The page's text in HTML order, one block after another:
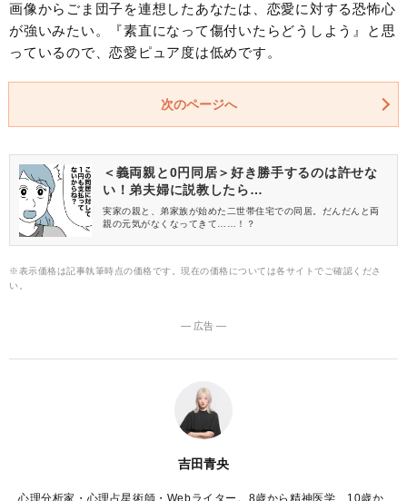
画像からごま団子を連想したあなたは、恋愛に対する恐怖心
が強いみたい。『素直になって傷付いたらどうしよう』と思
っているので、恋愛ピュア度は低めです。
次のページへ
＜義両親と0円同居＞好き勝手するのは許せな
い！弟夫婦に説教したら…
実家の親と、弟家族が始めた二世帯住宅での同居。だんだんと両
親の元気がなくなってきて……！？
※表示価格は記事執筆時点の価格です。現在の価格については各サイトでご確認くださ
い。
― 広告 ―
吉田青央